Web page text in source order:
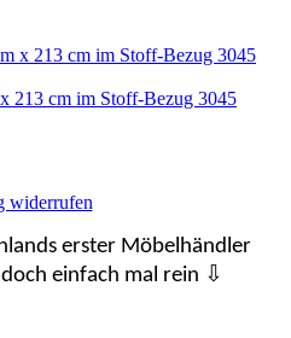
213 cm im Stoff-Bezug 3045
widerrufen
erster Möbelhändler
einfach mal rein ⇩